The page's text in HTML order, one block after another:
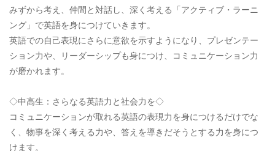
みずから考え、仲間と対話し、深く考える「アクティブ・ラーニ
ング」で英語を身につけていきます。
英語での自己表現にさらに意欲を示すようになり、プレゼンテー
ション力や、リーダーシップも身につけ、コミュニケーション力
が磨かれます。
◇中高生：さらなる英語力と社会力を◇
コミュニケーションが取れる英語の表現力を身につけるだけでな
く、物事を深く考える力や、答えを導きだそうとする力を身につ
けます。